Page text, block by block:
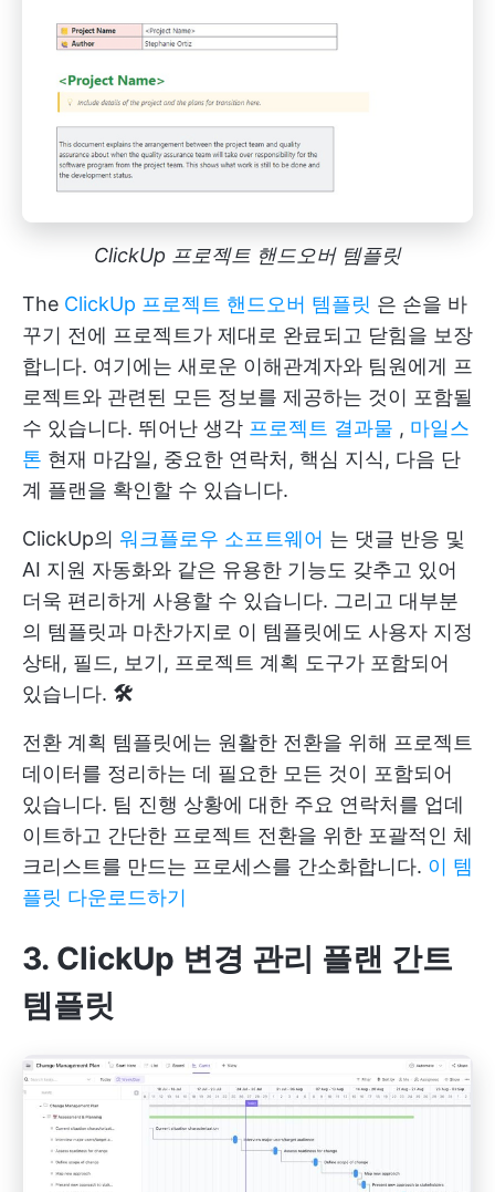
ClickUp 프로젝트 핸드오버 템플릿
The ClickUp 프로젝트 핸드오버 템플릿 은 손을 바
꾸기 전에 프로젝트가 제대로 완료되고 닫힘을 보장
합니다. 여기에는 새로운 이해관계자와 팀원에게 프
로젝트와 관련된 모든 정보를 제공하는 것이 포함될
수 있습니다. 뛰어난 생각 프로젝트 결과물 , 마일스
톤 현재 마감일, 중요한 연락처, 핵심 지식, 다음 단
계 플랜을 확인할 수 있습니다.
ClickUp의 워크플로우 소프트웨어 는 댓글 반응 및
AI 지원 자동화와 같은 유용한 기능도 갖추고 있어
더욱 편리하게 사용할 수 있습니다. 그리고 대부분
의 템플릿과 마찬가지로 이 템플릿에도 사용자 지정
상태, 필드, 보기, 프로젝트 계획 도구가 포함되어
있습니다. 🛠️
전환 계획 템플릿에는 원활한 전환을 위해 프로젝트
데이터를 정리하는 데 필요한 모든 것이 포함되어
있습니다. 팀 진행 상황에 대한 주요 연락처를 업데
이트하고 간단한 프로젝트 전환을 위한 포괄적인 체
크리스트를 만드는 프로세스를 간소화합니다. 이 템
플릿 다운로드하기
3. ClickUp 변경 관리 플랜 간트
템플릿